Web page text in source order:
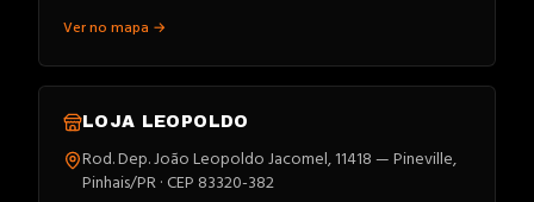
Ver no mapa →
LOJA LEOPOLDO
Rod. Dep. João Leopoldo Jacomel, 11418 — Pineville,
Pinhais/PR · CEP 83320-382